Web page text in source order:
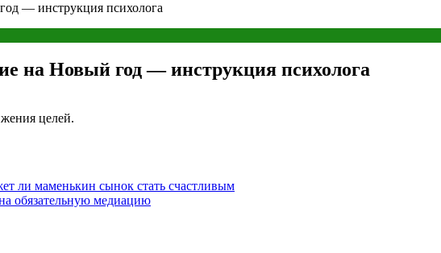
— инструкция психолога
на Новый год — инструкция психолога
целей.
ли маменькин сынок стать счастливым
обязательную медиацию